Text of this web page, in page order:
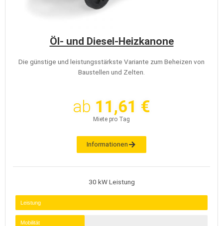
Öl- und Diesel-Heizkanone
Die günstige und leistungsstärkste Variante zum Beheizen von
Baustellen und Zelten.
ab 11,61 €
Miete pro Tag
Informationen
30 kW Leistung
Leistung
Mobilität